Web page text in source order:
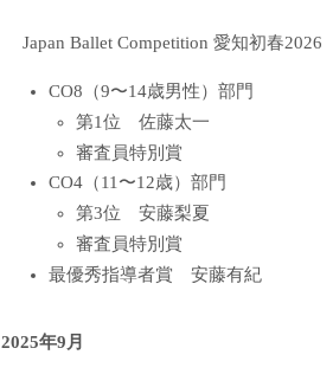
Japan Ballet Competition 愛知初春2026
CO8（9〜14歳男性）部門
第1位 佐藤太一
審査員特別賞
CO4（11〜12歳）部門
第3位 安藤梨夏
審査員特別賞
最優秀指導者賞 安藤有紀
2025年9月